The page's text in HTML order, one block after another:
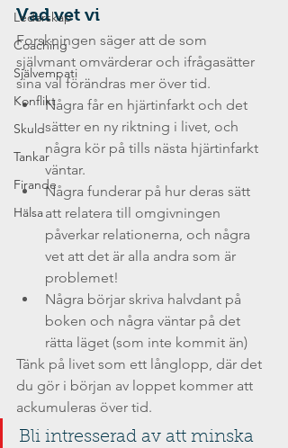
Ledarskap
Coaching
Självempati
Konflikt
Skuld
Tankar
Firande
Hälsa
Vad vet vi
Forskningen säger att de som
självmant omvärderar och ifrågasätter
sina val förändras mer över tid.
Några får en hjärtinfarkt och det
sätter en ny riktning i livet, och
några kör på tills nästa hjärtinfarkt
väntar.
Några funderar på hur deras sätt
att relatera till omgivningen
påverkar relationerna, och några
vet att det är alla andra som är
problemet!
Några börjar skriva halvdant på
boken och några väntar på det
rätta läget (som inte kommit än)
Tänk på livet som ett långlopp, där det
du gör i början av loppet kommer att
ackumuleras över tid.
Bli intresserad av att minska